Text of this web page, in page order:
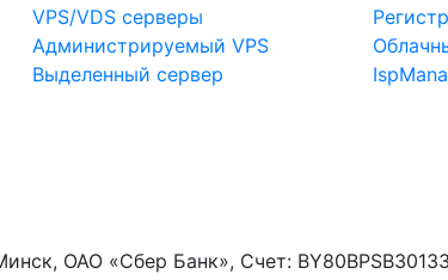
VPS/VDS серверы
Администрируемый VPS
Выделенный сервер
ОАО «Сбер Банк», Cчет: